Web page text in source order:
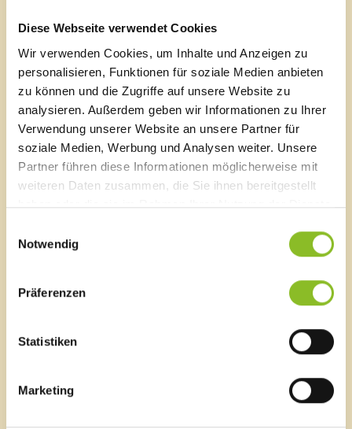
Diese Webseite verwendet Cookies
Wir verwenden Cookies, um Inhalte und Anzeigen zu
personalisieren, Funktionen für soziale Medien anbieten
zu können und die Zugriffe auf unsere Website zu
analysieren. Außerdem geben wir Informationen zu Ihrer
Verwendung unserer Website an unsere Partner für
soziale Medien, Werbung und Analysen weiter. Unsere
Partner führen diese Informationen möglicherweise mit
weiteren Daten zusammen, die Sie ihnen bereitgestellt
haben oder die sie im Rahmen Ihrer Nutzung der Dienste
Notwendig
Präferenzen
Statistiken
Marketing
werden", fasst Landesstatthalter Karlheinz Rüdisser
zusammen.
Das Projekt wurde zwischenzeitlich auch um
Einfamilienhäuser erweitert. Potenzielle Vermieterinnen
und Vermieter mit leerstehenden Häusern haben so die
Möglichkeit ihr Objekt zu vernünftigen Konditionen zu
vermieten. Die Rahmenbedingungen bleiben dabei
dieselben.
www.vorarlberg.at/sichervermieten
T: 05574/511 8080
Marktgemeinde Frastanz
A-6820 Frastanz, Österreich
Lageplan